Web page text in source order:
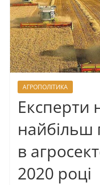
АГРОПОЛІТИКА
Експерти
найбільш
в
2020 році